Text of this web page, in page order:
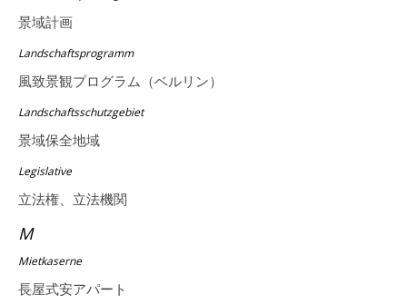
景域計画
Landschaftsprogramm
風致景観プログラム（ベルリン）
Landschaftsschutzgebiet
景域保全地域
Legislative
立法権、立法機関
M
Mietkaserne
長屋式安アパート